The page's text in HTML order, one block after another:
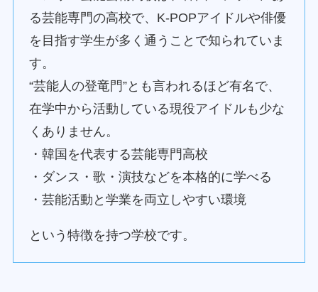
る芸能専門の高校で、K-POPアイドルや俳優
を目指す学生が多く通うことで知られていま
す。
“芸能人の登竜門”とも言われるほど有名で、
在学中から活動している現役アイドルも少な
くありません。
・韓国を代表する芸能専門高校
・ダンス・歌・演技などを本格的に学べる
・芸能活動と学業を両立しやすい環境
という特徴を持つ学校です。